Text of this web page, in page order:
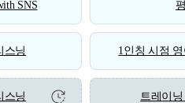
SNS
스닝 1인칭 시점 영
스닝 트레이닝